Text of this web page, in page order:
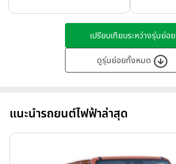
เปรียบเทียบระหว่างรุ่นย่อย
ดูรุ่นย่อยทั้งหมด
แนะนำรถยนต์ไฟฟ้าล่าสุด